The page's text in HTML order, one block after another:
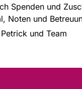
Spenden und
Noten und
und Team